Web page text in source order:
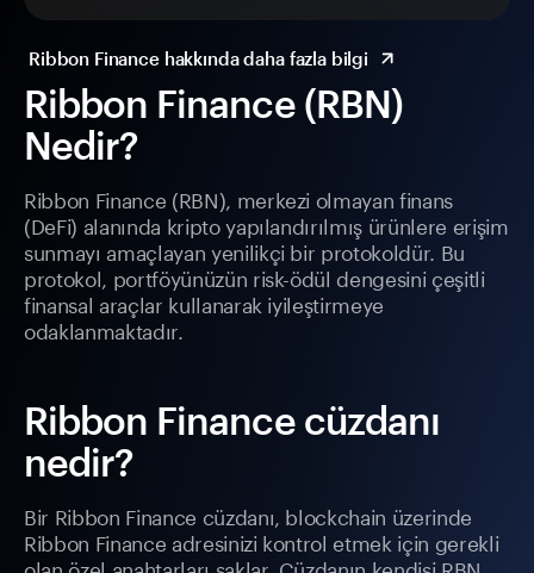
Ribbon Finance (RBN)
Nedir?
Ribbon Finance (RBN), merkezi olmayan finans
(DeFi) alanında kripto yapılandırılmış ürünlere erişim
sunmayı amaçlayan yenilikçi bir protokoldür. Bu
protokol, portföyünüzün risk-ödül dengesini çeşitli
finansal araçlar kullanarak iyileştirmeye
odaklanmaktadır.
Ribbon Finance cüzdanı
nedir?
Bir Ribbon Finance cüzdanı, blockchain üzerinde
Ribbon Finance adresinizi kontrol etmek için gerekli
Ribbon Finance hakkında daha fazla bilgi